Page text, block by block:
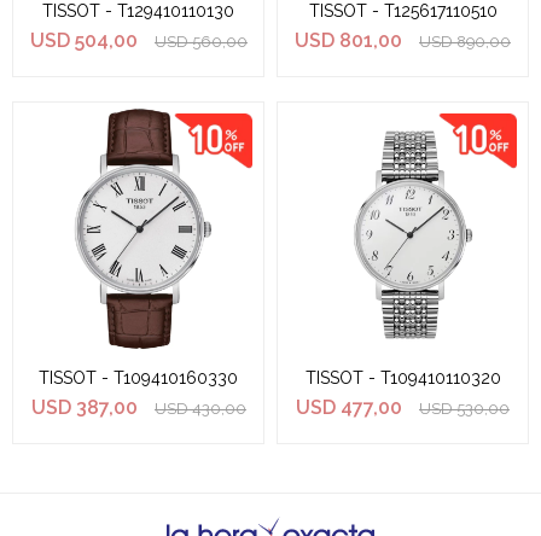
TISSOT - T129410110130
USD 504,00 USD 560,00
TISSOT - T125617110510
USD 801,00 USD 890,00
TISSOT - T109410160330
USD 387,00 USD 430,00
TISSOT - T109410110320
USD 477,00 USD 530,00